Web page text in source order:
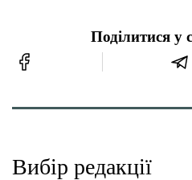
Поділитися у
Вибір редакції